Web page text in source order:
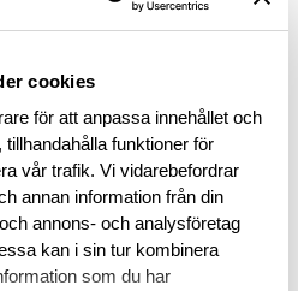
cookies
för att anpassa innehållet och
funktioner för
vår trafik. Vi vidarebefordrar
annan information från din
annons- och analysföretag
kan i sin tur kombinera
som du har